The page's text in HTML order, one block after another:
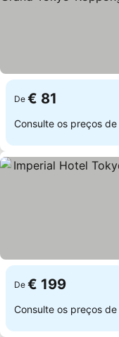
De € 81
Consulte os preços de
De € 199
Consulte os preços de